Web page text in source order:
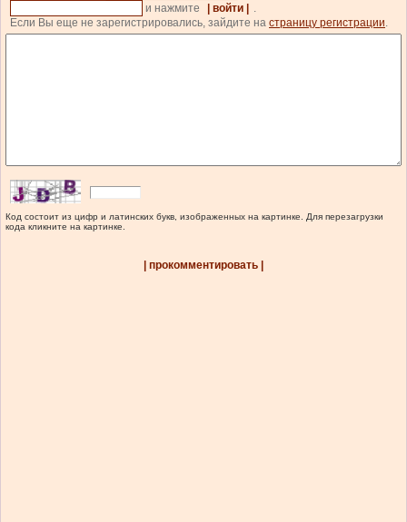
и нажмите
| войти |
.
Если Вы еще не зарегистрировались, зайдите на страницу регистрации.
Код состоит из цифр и латинских букв, изображенных на картинке. Для перезагрузки
кода кликните на картинке.
| прокомментировать |